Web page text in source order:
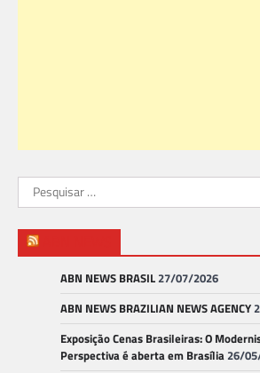
Pesquisar
por:
ABN NEWS BRASIL27/07/2026
ABN NEWS BRAZILIAN NEWS AGENCY
Exposição Cenas Brasileiras: O
Perspectiva é aberta em Brasília26/